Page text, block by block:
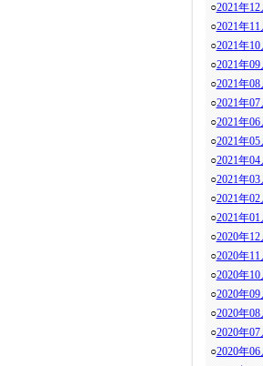
○2021年12
○2021年11
○2021年10
○2021年09
○2021年08
○2021年07
○2021年06
○2021年05
○2021年04
○2021年03
○2021年02
○2021年01
○2020年12
○2020年11
○2020年10
○2020年09
○2020年08
○2020年07
○2020年06